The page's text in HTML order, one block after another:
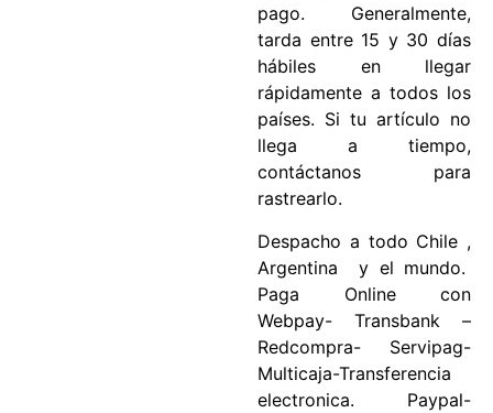
pago. Generalmente,
tarda entre 15 y 30 días
hábiles en llegar
rápidamente a todos los
países. Si tu artículo no
llega a tiempo,
contáctanos para
rastrearlo.
Despacho a todo Chile ,
Argentina y el mundo.
Paga Online con
Webpay- Transbank –
Redcompra- Servipag-
Multicaja-Transferencia
electronica. Paypal-